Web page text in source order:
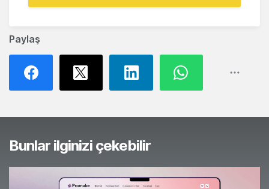
Paylaş
Bunlar ilginizi çekebilir